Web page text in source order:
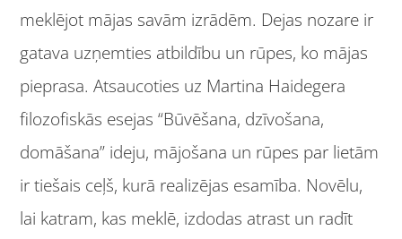
meklējot mājas savām izrādēm. Dejas nozare ir
gatava uzņemties atbildību un rūpes, ko mājas
pieprasa. Atsaucoties uz Martina Haidegera
filozofiskās esejas “Būvēšana, dzīvošana,
domāšana” ideju, mājošana un rūpes par lietām
ir tiešais ceļš, kurā realizējas esamība. Novēlu,
lai katram, kas meklē, izdodas atrast un radīt